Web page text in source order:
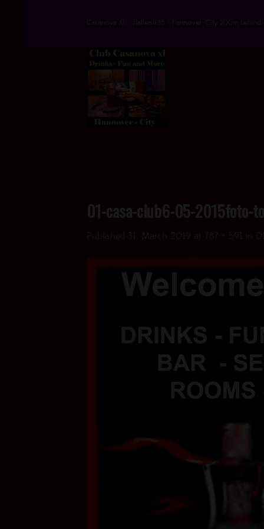
Casanova XL - Hallerstr.35 - Hannover -City 200m
01-casa-club6-05-2015foto-
Published 31. March 2019 at 787 × 591